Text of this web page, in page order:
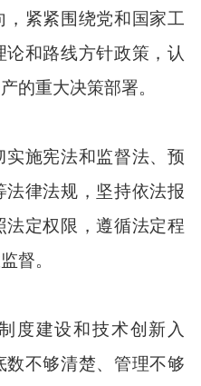
紧紧围绕党和国家工
和路线方针政策，认
的重大决策部署。
施宪法和监督法、预
律法规，坚持依法报
定权限，遵循法定程
督。
建设和技术创新入
不够清楚、管理不够